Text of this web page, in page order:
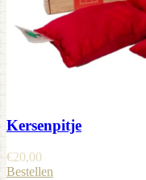
Kersenpitje
€20,00
Bestellen